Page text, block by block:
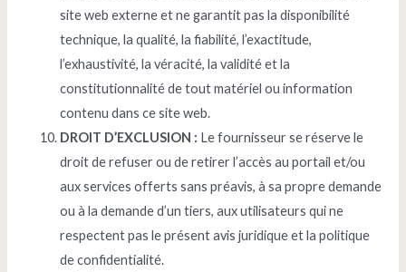
site web externe et ne garantit pas la disponibilité
technique, la qualité, la fiabilité, l’exactitude,
l’exhaustivité, la véracité, la validité et la
constitutionnalité de tout matériel ou information
contenu dans ce site web.
DROIT D’EXCLUSION : Le fournisseur se réserve le
droit de refuser ou de retirer l’accès au portail et/ou
aux services offerts sans préavis, à sa propre demande
ou à la demande d’un tiers, aux utilisateurs qui ne
respectent pas le présent avis juridique et la politique
de confidentialité.